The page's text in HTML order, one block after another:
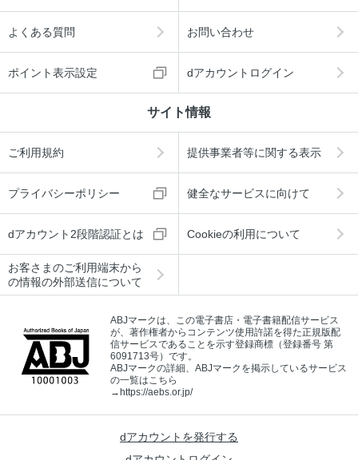
よくある質問 お問い合わせ
ポイント表示設定 dアカウントログイン
サイト情報
ご利用規約 提供事業者等に関する表示
プライバシーポリシー 健全なサービスに向けて
dアカウント2段階認証とは Cookieの利用について
お客さまのご利用端末から
の情報の外部送信について
ABJマークは、この電子書店・電子書籍配信サービス
が、著作権者からコンテンツ使用許諾を得た正規版配
信サービスであることを示す登録商標（登録番号 第
6091713号）です。
ABJマークの詳細、ABJマークを掲示しているサービス
の一覧はこちら
→https://aebs.or.jp/
dアカウントを発行する